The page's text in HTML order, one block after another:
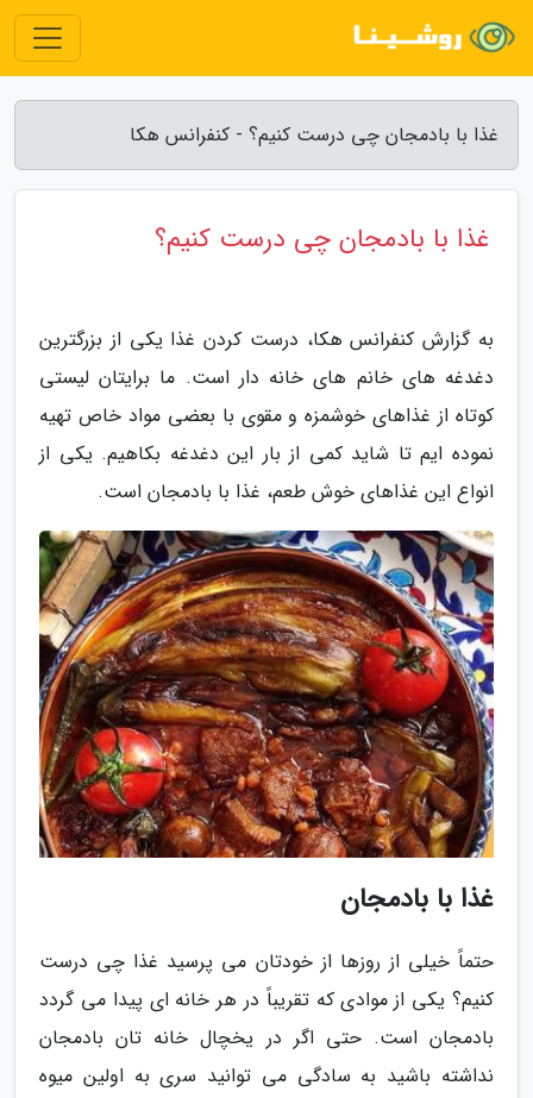
غذا با بادمجان چی درست کنیم؟ - کنفرانس هکا
غذا با بادمجان چی درست کنیم؟
به گزارش کنفرانس هکا، درست کردن غذا یکی از بزرگترین
دغدغه های خانم های خانه دار است. ما برایتان لیستی
کوتاه از غذاهای خوشمزه و مقوی با بعضی مواد خاص تهیه
نموده ایم تا شاید کمی از بار این دغدغه بکاهیم. یکی از
انواع این غذاهای خوش طعم، غذا با بادمجان است.
غذا با بادمجان
حتماً خیلی از روزها از خودتان می پرسید غذا چی درست
کنیم؟ یکی از موادی که تقریباً در هر خانه ای پیدا می گردد
بادمجان است. حتی اگر در یخچال خانه تان بادمجان
نداشته باشید به سادگی می توانید سری به اولین میوه